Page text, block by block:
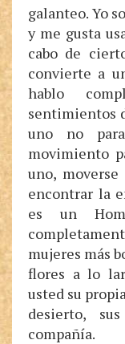
galanteo. Yo
y me gusta
cabo de
convierte a
hablo
sentimientos
uno no
movimiento
uno,
encontrar la
es un
mujeres más
flores a lo
usted su
desierto,
compañía.